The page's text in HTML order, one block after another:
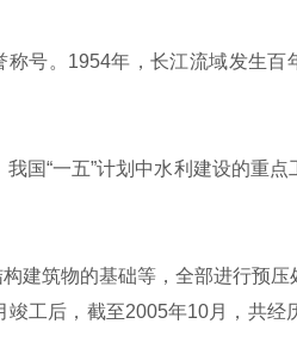
号。1954年，长江流域发生百
“一五”计划中水利建设的重点
筑物的基础等，全部进行预压
工后，截至2005年10月，共经